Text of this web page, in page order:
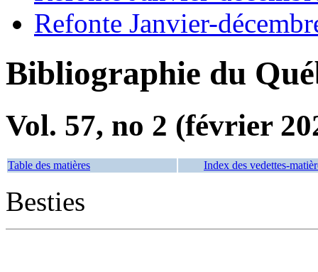
Refonte Janvier-
Bibliographie du
Vol. 57, no 2 (février
Table des matières Index des vedettes-
Besties